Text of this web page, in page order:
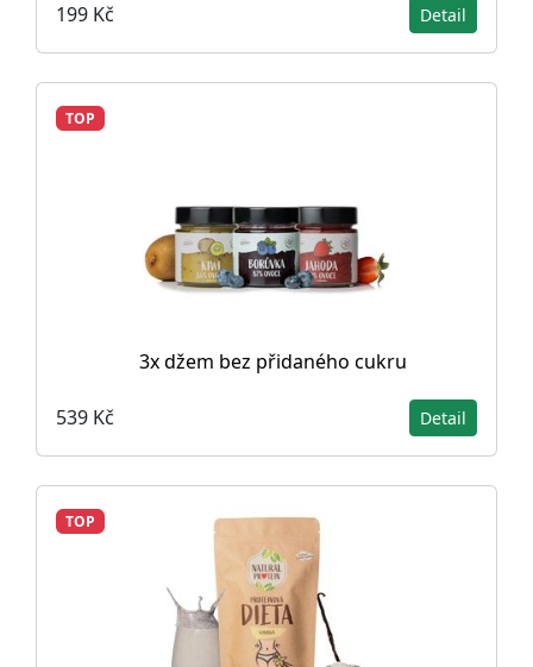
199 Kč Detail
TOP
3x džem bez přidaného cukru
539 Kč Detail
TOP